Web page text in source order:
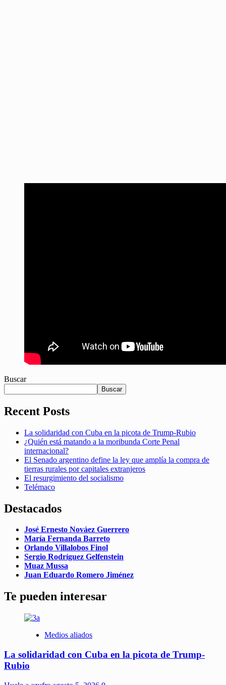
Buscar
Buscar
Recent Posts
La solidaridad con Cuba en la picota de Trump-Rubio
¿Quién está matando a la moribunda Corte Penal
internacional?
El Senado argentino define la ley que amplía la compra de
tierras rurales por capitales extranjeros
El resurgimiento del socialismo
Telémaco
Destacados
José Ernesto Nováez Guerrero
María Fernanda Barreto
Orlando Villalobos Finol
Sergio Rodríguez Gelfenstein
Muaz Mussa
Juan Eduardo Romero Jiménez
Te pueden interesar
Medios aliados
La solidaridad con Cuba en la picota de Trump-
Rubio